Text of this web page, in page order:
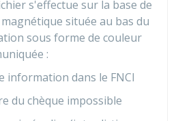
s'effectue sur la base de
située au bas du
sous forme de couleur
:
information dans le FNCI
du chèque impossible